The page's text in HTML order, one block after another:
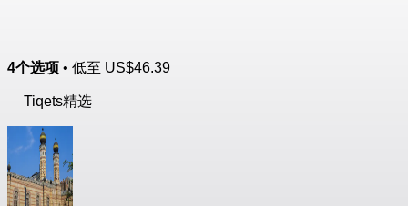
4个选项 • 低至 US$46.39
Tiqets精选